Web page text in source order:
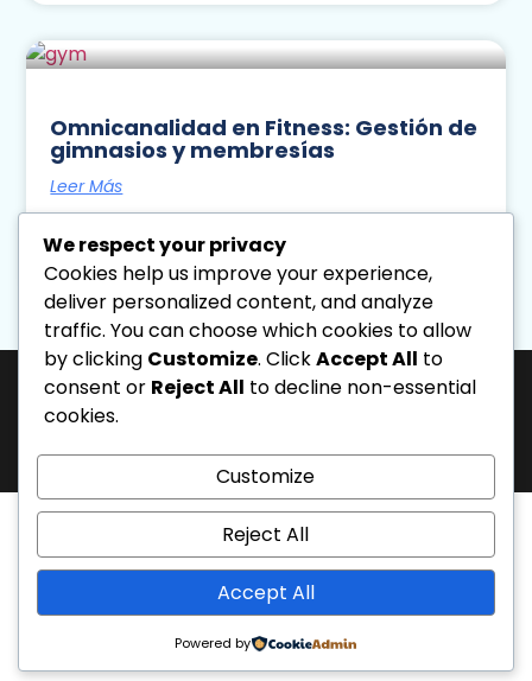
Omnicanalidad en Fitness: Gestión de
gimnasios y membresías
Leer Más
Diseno Directa August 5, 2026
2:24 Pm
« Previo
Siguiente »
J-31463317-1 | Corporación de Mercadeo Emotivo, C.A.
Development, Caracas, Venezuela. - Phone: 0212.6103399.
All rights reserved.
We respect your privacy
Cookies help us improve your experience,
deliver personalized content, and analyze
traffic. You can choose which cookies to allow
by clicking Customize. ClickAccept All to
consent or Reject All to decline non-essential
cookies.
Customize
Reject All
Accept All
Powered by